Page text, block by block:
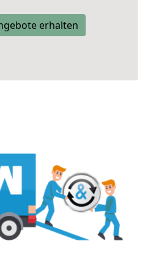
erhalten